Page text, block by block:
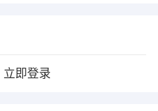
立即登录